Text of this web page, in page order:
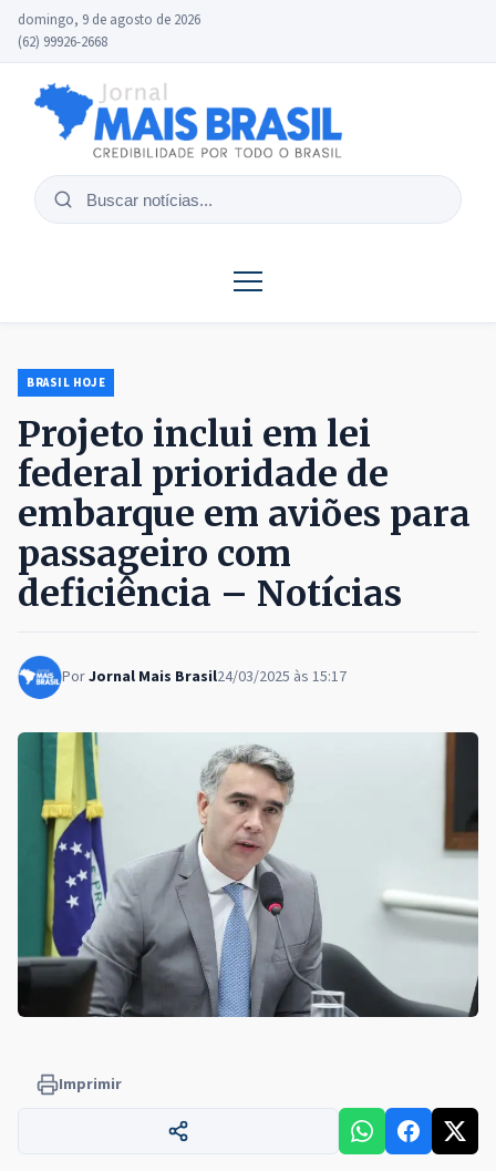
domingo, 9 de agosto de 2026
(62) 99926-2668
Buscar
BRASIL HOJE
Projeto inclui em lei
federal prioridade de
embarque em aviões para
passageiro com
deficiência – Notícias
PorJornal Mais Brasil24/03/2025 às 15:17
Imprimir